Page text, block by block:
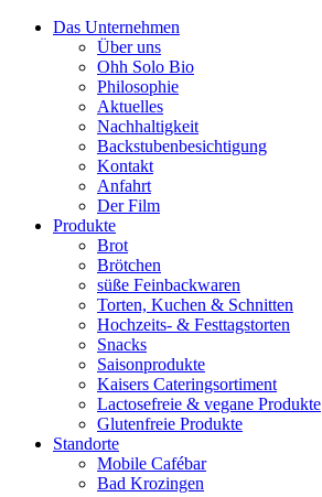
Das Unternehmen
Über uns
Ohh Solo Bio
Philosophie
Aktuelles
Nachhaltigkeit
Backstubenbesichtigung
Kontakt
Anfahrt
Der Film
Produkte
Brot
Brötchen
süße Feinbackwaren
Torten, Kuchen & Schnitten
Hochzeits- & Festtagstorten
Snacks
Saisonprodukte
Kaisers Cateringsortiment
Lactosefreie & vegane Produkte
Glutenfreie Produkte
Standorte
Mobile Cafébar
Bad Krozingen